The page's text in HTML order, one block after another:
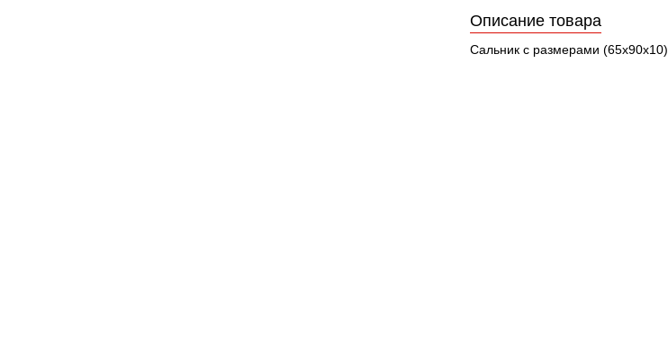
Описание товара
Сальник с размерами (65х90х10)